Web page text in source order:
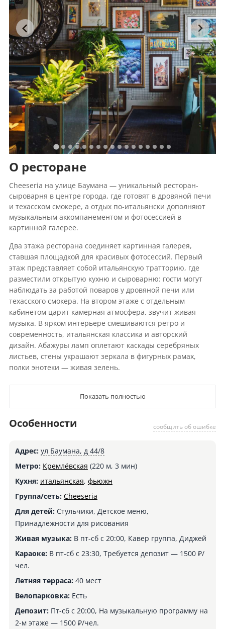
О ресторане
Cheeseria на улице Баумана — уникальный ресторан-
сыроварня в центре города, где готовят в дровяной печи
и техасском смокере, а отдых по-итальянски дополняют
музыкальным аккомпанементом и фотосессией в
картинной галерее.
Два этажа ресторана соединяет картинная галерея,
ставшая площадкой для красивых фотосессий. Первый
этаж представляет собой итальянскую тратторию, где
разместили открытую кухню и сыроварню: гости могут
наблюдать за работой поваров у дровяной печи или
техасского смокера. На втором этаже с отдельным
кабинетом царит камерная атмосфера, звучит живая
музыка. В ярком интерьере смешиваются ретро и
современность, итальянская классика и авторский
дизайн. Абажуры ламп оплетают каскады серебряных
листьев, стены украшают зеркала в фигурных рамах,
полки энотеки — живая зелень.
Показать полностью
сообщить об ошибке
Особенности
Адрес: ул Баумана, д 44/8
Метро: Кремлёвская (220 м, 3 мин)
Кухня: итальянская, фьюжн
Группа/сеть: Cheeseria
Для детей:Стульчики, Детское меню,
Принадлежности для рисования
Живая музыка:В пт-сб с 20:00, Кавер группа, Диджей
Караоке:В пт-сб с 23:30, Требуется депозит — 1500 ₽/
чел.
Летняя терраса:40 мест
Велопарковка:Есть
Депозит:Пт-сб с 20:00, На музыкальную программу на
2-м этаже — 1500 ₽/чел.